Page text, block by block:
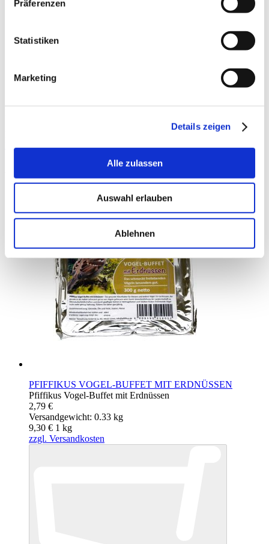
Präferenzen
Statistiken
Marketing
Details zeigen
Alle zulassen
Auswahl erlauben
Ablehnen
und mind. 5% Sämereien, Erdnüsse, Insekten und
Bestellungen bis 12 Uhr werden nach Möglichkeit
Nur registrierte Benutzer können Bewertungen schreiben. Bitte
loggen Sie sich einodererstellen Sie ein Konto
PFIFFIKUS VOGEL-BUFFET MIT ERDNÜSSEN
Pfiffikus Vogel-Buffet mit Erdnüssen
2,79 €
Versandgewicht: 0.33 kg
9,30 € 1 kg
zzgl. Versandkosten